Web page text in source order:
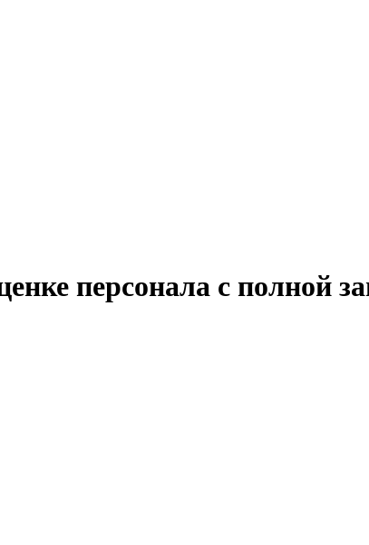
персонала с полной